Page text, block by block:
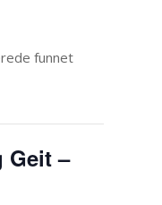
funnet
Geit –